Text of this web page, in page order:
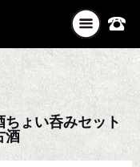
ナ
ビ
ゲ
シ
ン
ょい呑みセット
酒